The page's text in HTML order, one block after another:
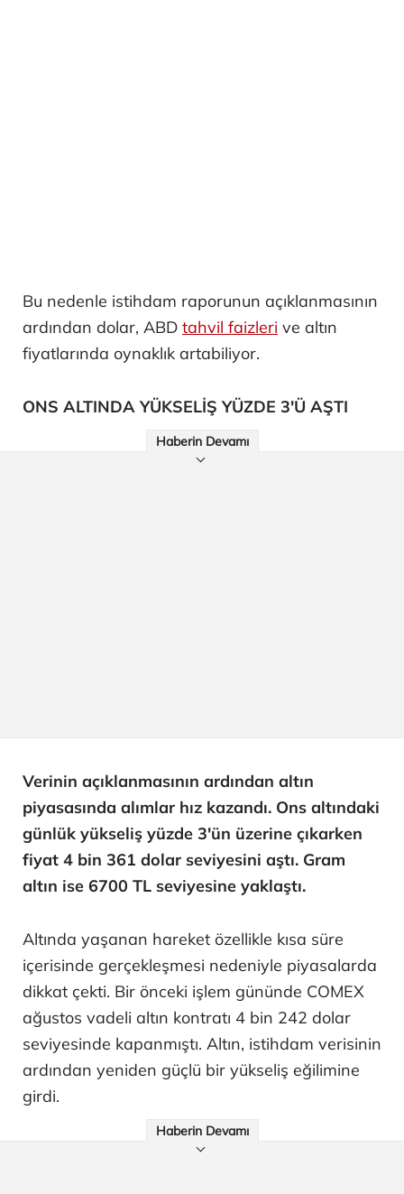
Bu nedenle istihdam raporunun açıklanmasının
ardından dolar, ABD tahvil faizleri ve altın
fiyatlarında oynaklık artabiliyor.
ONS ALTINDA YÜKSELİŞ YÜZDE 3'Ü AŞTI
Haberin Devamı
Verinin açıklanmasının ardından altın
piyasasında alımlar hız kazandı. Ons altındaki
günlük yükseliş yüzde 3'ün üzerine çıkarken
fiyat 4 bin 361 dolar seviyesini aştı. Gram
altın ise 6700 TL seviyesine yaklaştı.
Altında yaşanan hareket özellikle kısa süre
içerisinde gerçekleşmesi nedeniyle piyasalarda
dikkat çekti. Bir önceki işlem gününde COMEX
ağustos vadeli altın kontratı 4 bin 242 dolar
seviyesinde kapanmıştı. Altın, istihdam verisinin
ardından yeniden güçlü bir yükseliş eğilimine
girdi.
Haberin Devamı